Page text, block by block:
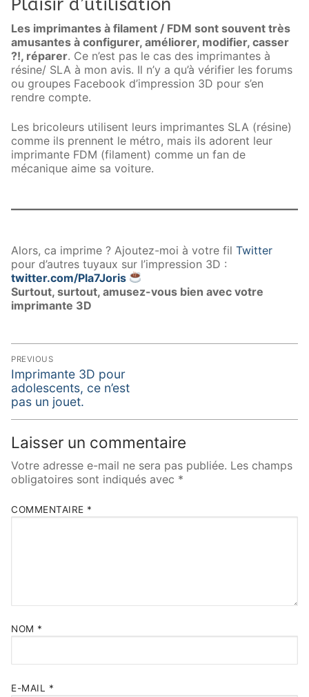
Plaisir d’utilisation
Les imprimantes à filament / FDM sont souvent très
amusantes à configurer, améliorer, modifier, casser
?!, réparer. Ce n’est pas le cas des imprimantes à
résine/ SLA à mon avis. Il n’y a qu’à vérifier les forums
ou groupes Facebook d’impression 3D pour s’en
rendre compte.
Les bricoleurs utilisent leurs imprimantes SLA (résine)
comme ils prennent le métro, mais ils adorent leur
imprimante FDM (filament) comme un fan de
mécanique aime sa voiture.
Alors, ca imprime ? Ajoutez-moi à votre fil Twitter
pour d’autres tuyaux sur l’impression 3D :
twitter.com/Pla7Joris
Surtout, surtout, amusez-vous bien avec votre
imprimante 3D
Navigation
de
l’article
PREVIOUS
Previous
post:
Imprimante 3D pour
adolescents, ce n’est
pas un jouet.
Laisser un commentaire
Votre adresse e-mail ne sera pas publiée. Les champs
obligatoires sont indiqués avec *
COMMENTAIRE *
NOM *
E-MAIL *